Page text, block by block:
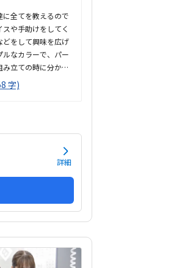
全てを教えるので
や手助けをしてく
をして興味を広げ
なカラーで、パー
立ての時に分かり
ちそうなロボット
車場は停めやす
計なものが置いて
したりできるのは助
いったのには正直
字)
詳細